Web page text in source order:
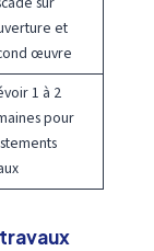
et
œuvre
1 à 2
pour